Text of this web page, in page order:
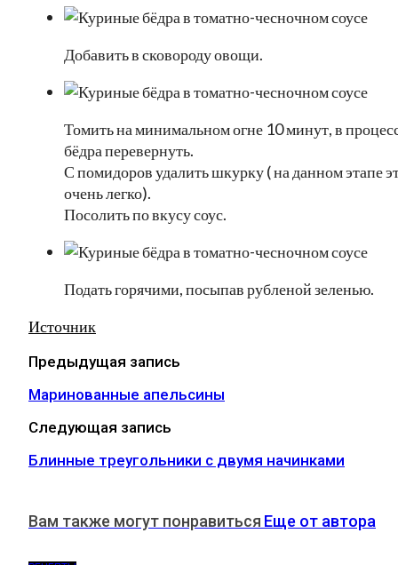
Добавить в сковороду овощи.
Томить на минимальном огне 10 минут, в
бёдра перевернуть.
С помидоров удалить шкурку ( на данном этапе
очень легко).
Посолить по вкусу соус.
Подать горячими, посыпав рубленой зеленью.
Источник
Предыдущая запись
Маринованные апельсины
Следующая запись
Блинные треугольники с двумя начинками
Вам также могут понравиться Еще от автора